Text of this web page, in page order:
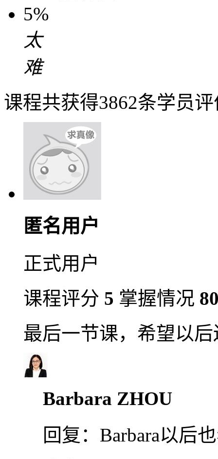
5%
太
难
课程共获得3862条学员
匿名用户
正式用户
课程评分 5 掌握情况
最后一节课，希望以后
Barbara ZHOU
回复： Barbara以后